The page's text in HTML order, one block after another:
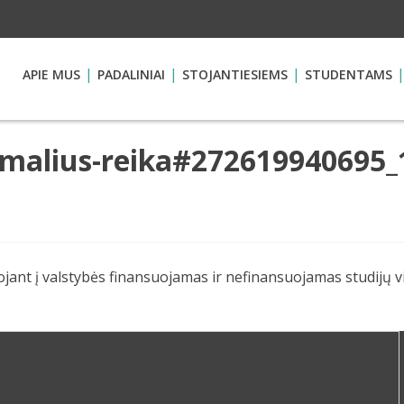
APIE MUS PADALINIAI STOJANTIESIEMS STUDENTAMS
į valstybės finansuojamas ir nefinansuojamas studijų